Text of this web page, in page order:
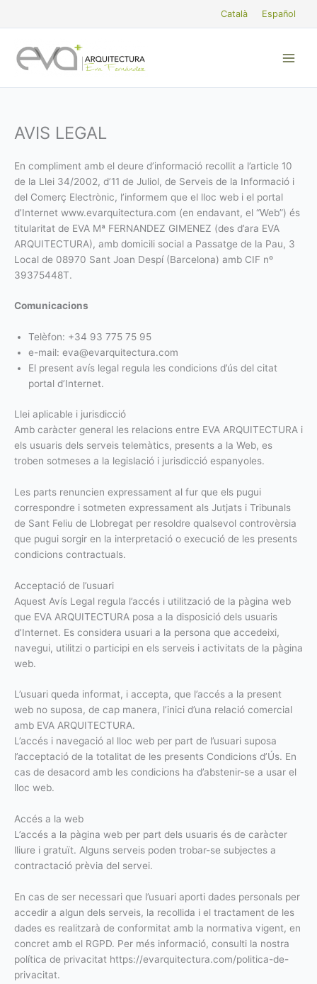
Català Español
AVIS LEGAL
En compliment amb el deure d’informació recollit a l’article 10
de la Llei 34/2002, d’11 de Juliol, de Serveis de la Informació i
del Comerç Electrònic, l’informem que el lloc web i el portal
d’Internet www.evarquitectura.com (en endavant, el “Web”) és
titularitat de EVA Mª FERNANDEZ GIMENEZ (des d’ara EVA
ARQUITECTURA), amb domicili social a Passatge de la Pau, 3
Local de 08970 Sant Joan Despí (Barcelona) amb CIF nº
39375448T.
Comunicacions
Telèfon: +34 93 775 75 95
e-mail: eva@evarquitectura.com
El present avís legal regula les condicions d’ús del citat
portal d’Internet.
Llei aplicable i jurisdicció
Amb caràcter general les relacions entre EVA ARQUITECTURA i
els usuaris dels serveis telemàtics, presents a la Web, es
troben sotmeses a la legislació i jurisdicció espanyoles.
Les parts renuncien expressament al fur que els pugui
correspondre i sotmeten expressament als Jutjats i Tribunals
de Sant Feliu de Llobregat per resoldre qualsevol controvèrsia
que pugui sorgir en la interpretació o execució de les presents
condicions contractuals.
Acceptació de l’usuari
Aquest Avís Legal regula l’accés i utilització de la pàgina web
que EVA ARQUITECTURA posa a la disposició dels usuaris
d’Internet. Es considera usuari a la persona que accedeixi,
navegui, utilitzi o participi en els serveis i activitats de la pàgina
web.
L’usuari queda informat, i accepta, que l’accés a la present
web no suposa, de cap manera, l’inici d’una relació comercial
amb EVA ARQUITECTURA.
L’accés i navegació al lloc web per part de l’usuari suposa
l’acceptació de la totalitat de les presents Condicions d’Ús. En
cas de desacord amb les condicions ha d’abstenir-se a usar el
lloc web.
Accés a la web
L’accés a la pàgina web per part dels usuaris és de caràcter
lliure i gratuït. Alguns serveis poden trobar-se subjectes a
contractació prèvia del servei.
En cas de ser necessari que l’usuari aporti dades personals per
accedir a algun dels serveis, la recollida i el tractament de les
dades es realitzarà de conformitat amb la normativa vigent, en
concret amb el RGPD. Per més informació, consulti la nostra
política de privacitat https://evarquitectura.com/politica-de-
privacitat.